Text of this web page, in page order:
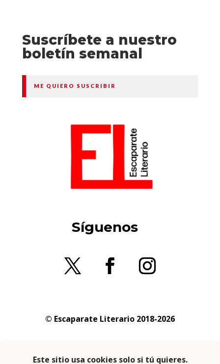
Suscríbete a nuestro
boletín semanal
ME QUIERO SUSCRIBIR
Síguenos
© Escaparate Literario 2018-2026
privacidad